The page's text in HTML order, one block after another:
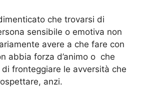
che trovarsi di
sensibile o emotiva non
avere a che fare con
abbia forza d’animo o che
fronteggiare le avversità che
anzi.